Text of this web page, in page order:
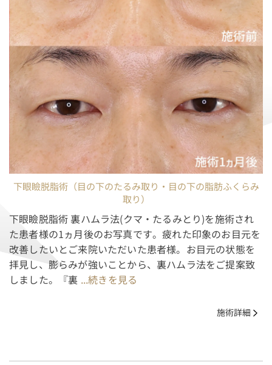
下眼瞼脱脂術（目の下のたるみ取り・目の下の脂肪ふくらみ
取り）
下眼瞼脱脂術 裏ハムラ法(クマ・たるみとり)を施術され
た患者様の1ヵ月後のお写真です。疲れた印象のお目元を
改善したいとご来院いただいた患者様。お目元の状態を
拝見し、膨らみが強いことから、裏ハムラ法をご提案致
しました。『裏 ...続きを見る
施術詳細